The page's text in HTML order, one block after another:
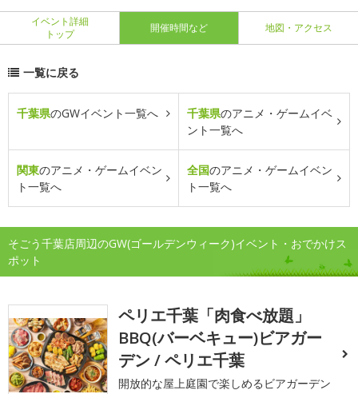
イベント詳細
トップ
開催時間など 地図・アクセス
一覧に戻る
千葉県のGWイベント一覧へ 千葉県のアニメ・ゲームイベ
ント一覧へ
関東のアニメ・ゲームイベン
ト一覧へ
全国のアニメ・ゲームイベン
ト一覧へ
そごう千葉店周辺のGW(ゴールデンウィーク)イベント・おでかけス
ポット
ペリエ千葉「肉食べ放題」
BBQ(バーベキュー)ビアガー
デン / ペリエ千葉
開放的な屋上庭園で楽しめるビアガーデン